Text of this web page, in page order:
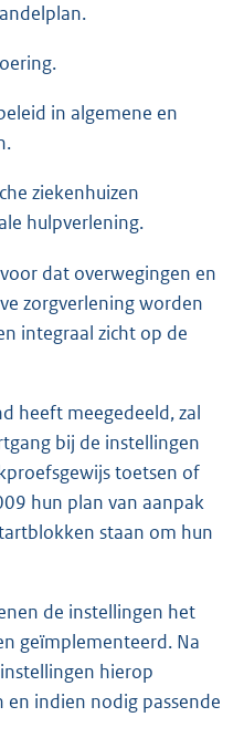
in algemene en
ziekenhuizen
hulpverlening.
dat overwegingen en
zorgverlening worden
integraal zicht op de
heeft meegedeeld, zal
bij de instellingen
toetsen of
hun plan van aanpak
staan om hun
de instellingen het
geïmplementeerd. Na
hierop
indien nodig passende